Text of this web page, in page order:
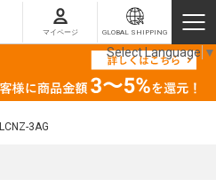
マイページ GLOBAL SHIPPING
LCNZ-3AG
Select Language ▼